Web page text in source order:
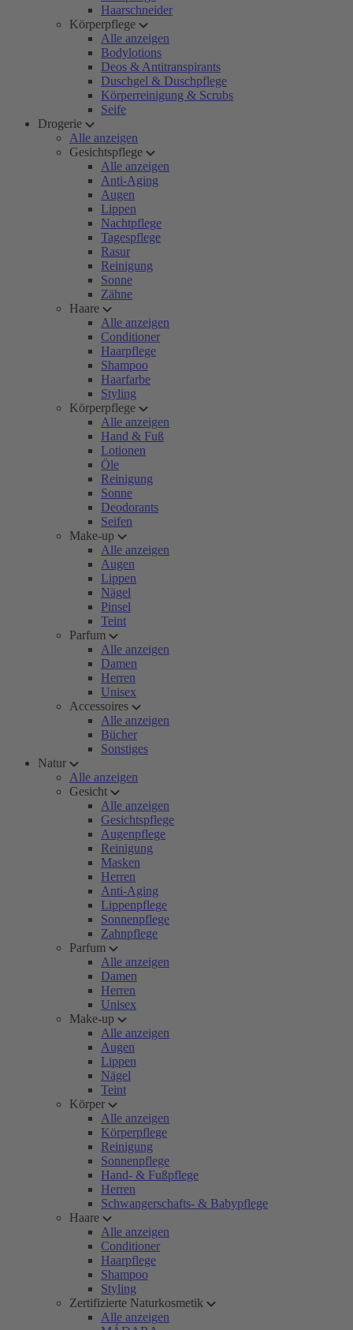
Haarschneider
Körperpflege
Alle anzeigen
Bodylotions
Deos & Antitranspirants
Duschgel & Duschpflege
Körperreinigung & Scrubs
Seife
Drogerie
Alle anzeigen
Gesichtspflege
Alle anzeigen
Anti-Aging
Augen
Lippen
Nachtpflege
Tagespflege
Rasur
Reinigung
Sonne
Zähne
Haare
Alle anzeigen
Conditioner
Haarpflege
Shampoo
Haarfarbe
Styling
Körperpflege
Alle anzeigen
Hand & Fuß
Lotionen
Öle
Reinigung
Sonne
Deodorants
Seifen
Make-up
Alle anzeigen
Augen
Lippen
Nägel
Pinsel
Teint
Parfum
Alle anzeigen
Damen
Herren
Unisex
Accessoires
Alle anzeigen
Bücher
Sonstiges
Natur
Alle anzeigen
Gesicht
Alle anzeigen
Gesichtspflege
Augenpflege
Reinigung
Masken
Herren
Anti-Aging
Lippenpflege
Sonnenpflege
Zahnpflege
Parfum
Alle anzeigen
Damen
Herren
Unisex
Make-up
Alle anzeigen
Augen
Lippen
Nägel
Teint
Körper
Alle anzeigen
Körperpflege
Reinigung
Sonnenpflege
Hand- & Fußpflege
Herren
Schwangerschafts- & Babypflege
Haare
Alle anzeigen
Conditioner
Haarpflege
Shampoo
Styling
Zertifizierte Naturkosmetik
Alle anzeigen